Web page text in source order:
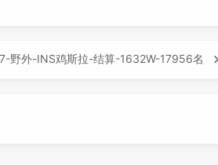
野外-INS鸡斯拉-结算-1632W-17956名